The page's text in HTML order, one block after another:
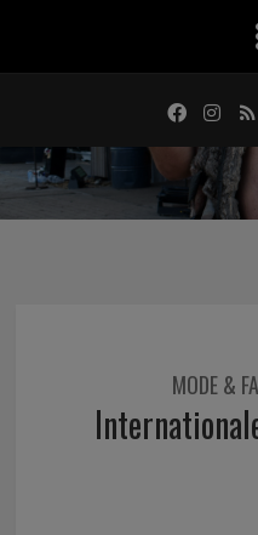
MODE &